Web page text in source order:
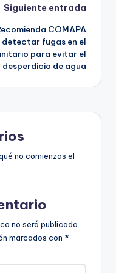
Siguiente entrada
COMAPA
detectar fugas en el
para evitar el
desperdicio de agua
no comienzas el
no será publicada.
marcados con *